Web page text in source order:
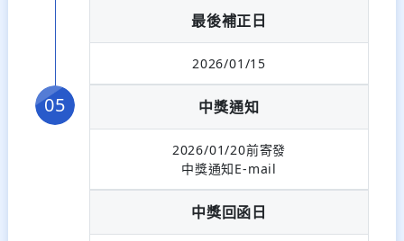
最後補正日
2026/01/15
中獎通知
2026/01/20前寄發
中獎通知E-mail
中獎回函日